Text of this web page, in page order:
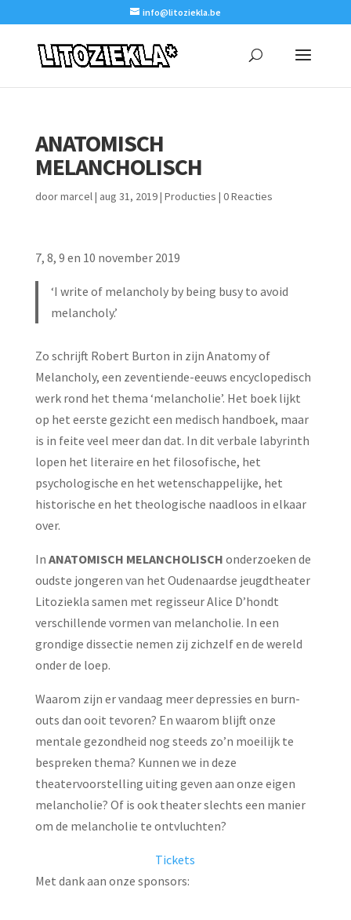
info@litoziekla.be
ANATOMISCH
MELANCHOLISCH
doormarcel| aug 31, 2019| Producties | 0 Reacties
7, 8, 9 en 10 november 2019
‘I write of melancholy by being busy to avoid
melancholy.’
Zo schrijft Robert Burton in zijn Anatomy of
Melancholy, een zeventiende-eeuws encyclopedisch
werk rond het thema ‘melancholie’. Het boek lijkt
op het eerste gezicht een medisch handboek, maar
is in feite veel meer dan dat. In dit verbale labyrinth
lopen het literaire en het filosofische, het
psychologische en het wetenschappelijke, het
historische en het theologische naadloos in elkaar
over.
In ANATOMISCH MELANCHOLISCH onderzoeken de
oudste jongeren van het Oudenaardse jeugdtheater
Litoziekla samen met regisseur Alice D’hondt
verschillende vormen van melancholie. In een
grondige dissectie nemen zij zichzelf en de wereld
onder de loep.
Waarom zijn er vandaag meer depressies en burn-
outs dan ooit tevoren? En waarom blijft onze
mentale gezondheid nog steeds zo’n moeilijk te
bespreken thema? Kunnen we in deze
theatervoorstelling uiting geven aan onze eigen
melancholie? Of is ook theater slechts een manier
om de melancholie te ontvluchten?
Tickets
Met dank aan onze sponsors: